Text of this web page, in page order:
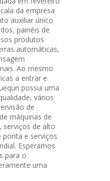
da empresa
auxiliar único
painéis de
produtos
automáticas,
Ao mesmo
a entrar e
possui uma
vários
de
máquinas de
serviços de alto
e serviços
Esperamos
para o
uma